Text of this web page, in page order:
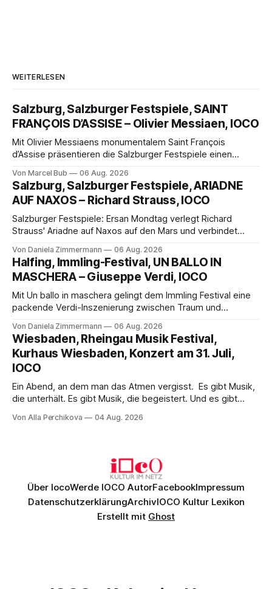
WEITERLESEN
Salzburg, Salzburger Festspiele, SAINT
FRANÇOIS D’ASSISE – Olivier Messiaen, IOCO
Mit Olivier Messiaens monumentalem Saint François
d’Assise präsentieren die Salzburger Festspiele einen
eine bildgewaltige Inszenierung, Maxime Pascal entfaltet
die komplexe Partitur eindrucksvoll, Philippe Sly berührt als
Franziskus.
Von Marcel Bub 06 Aug. 2026
Salzburg, Salzburger Festspiele, ARIADNE
AUF NAXOS – Richard Strauss, IOCO
Salzburger Festspiele: Ersan Mondtag verlegt Richard
Strauss' Ariadne auf Naxos auf den Mars und verbindet
Aufführung mit starken Solisten und den Wiener
Philharmonikern, szenisch bleibt der zweite Akt jedoch
hinter den Erwartungen zurück.
Von Daniela Zimmermann 06 Aug. 2026
Halfing, Immling-Festival, UN BALLO IN
MASCHERA – Giuseppe Verdi, IOCO
Mit Un ballo in maschera gelingt dem Immling Festival eine
packende Verdi-Inszenierung zwischen Traum und
psychologische Tiefe mit starken Bildern, getragen von
einem spielfreudigen Ensemble und einer musikalisch
überzeugenden Gesamtleistung.
Von Daniela Zimmermann 06 Aug. 2026
Wiesbaden, Rheingau Musik Festival,
Kurhaus Wiesbaden, Konzert am 31. Juli,
IOCO
Ein Abend, an dem man das Atmen vergisst. Es gibt Musik,
die unterhält. Es gibt Musik, die begeistert. Und es gibt
Genau so war der Abend im Kurhaus Wiesbaden, an dem
Von Alla Perchikova 04 Aug. 2026
Über IocoWerde IOCO AutorFacebookImpressum
DatenschutzerklärungArchivIOCO Kultur Lexikon
Erstellt mit Ghost